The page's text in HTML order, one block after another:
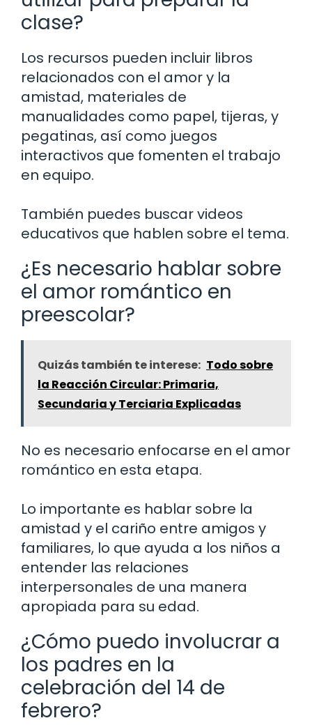
clase?
Los recursos pueden incluir libros
relacionados con el amor y la
amistad, materiales de
manualidades como papel, tijeras, y
pegatinas, así como juegos
interactivos que fomenten el trabajo
en equipo.
También puedes buscar videos
educativos que hablen sobre el tema.
¿Es necesario hablar sobre
el amor romántico en
preescolar?
Quizás también te interese: Todo sobre
la Reacción Circular: Primaria,
Secundaria y Terciaria Explicadas
No es necesario enfocarse en el amor
romántico en esta etapa.
Lo importante es hablar sobre la
amistad y el cariño entre amigos y
familiares, lo que ayuda a los niños a
entender las relaciones
interpersonales de una manera
apropiada para su edad.
¿Cómo puedo involucrar a
los padres en la
celebración del 14 de
febrero?